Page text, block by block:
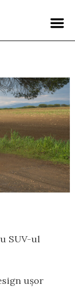
SUV-ul
ușor